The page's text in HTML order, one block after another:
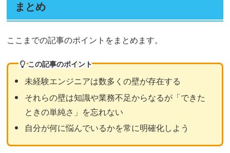
まとめ
ここまでの記事のポイントをまとめます。
この記事のポイント
未経験エンジニアは数多くの壁が存在する
それらの壁は知識や業務不足からなるが「できた
ときの単純さ」を忘れない
自分が何に悩んでいるかを常に明確化しよう